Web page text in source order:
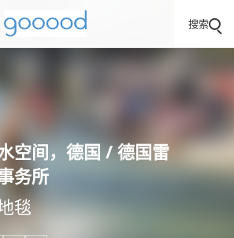
搜索
空间，德国 / 德国雷
务所
毯